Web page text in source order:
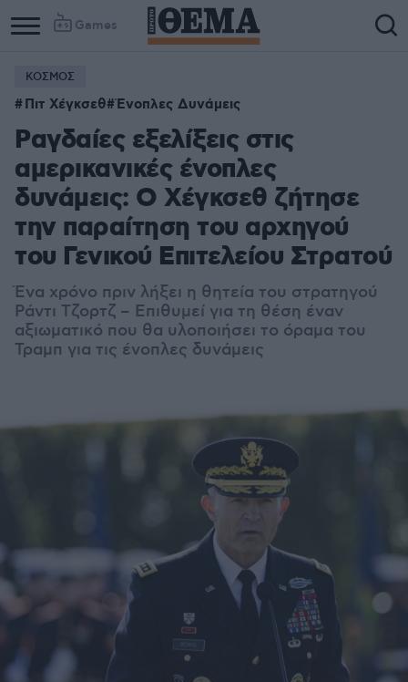
Games
ΚΟΣΜΟΣ
Πιτ Χέγκσεθ Ένοπλες Δυνάμεις
Ραγδαίες εξελίξεις στις
αμερικανικές ένοπλες
δυνάμεις: Ο Χέγκσεθ ζήτησε
την παραίτηση του αρχηγού
του Γενικού Επιτελείου Στρατού
Ένα χρόνο πριν λήξει η θητεία του στρατηγού
Ράντι Τζορτζ – Επιθυμεί για τη θέση έναν
αξιωματικό που θα υλοποιήσει το όραμα του
Τραμπ για τις ένοπλες δυνάμεις